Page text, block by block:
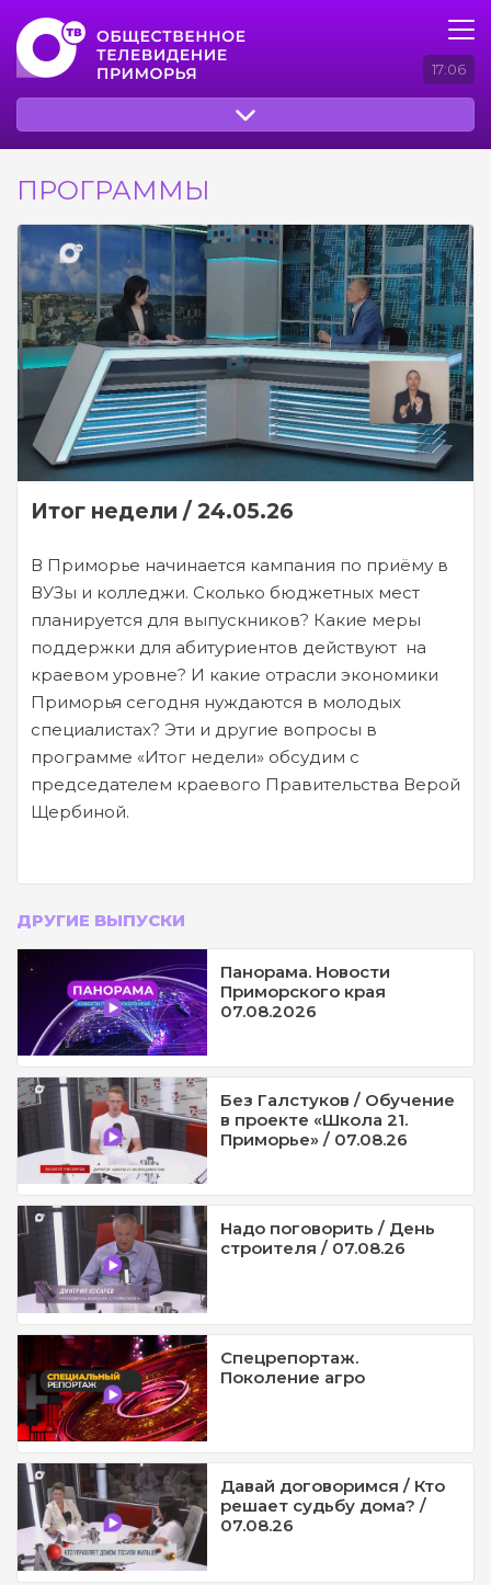
17:06
ПРОГРАММЫ
Итог недели / 24.05.26
В Приморье начинается кампания по приёму в
ВУЗы и колледжи. Сколько бюджетных мест
планируется для выпускников? Какие меры
поддержки для абитуриентов действуют на
краевом уровне? И какие отрасли экономики
Приморья сегодня нуждаются в молодых
специалистах? Эти и другие вопросы в
программе «Итог недели» обсудим с
председателем краевого Правительства Верой
Щербиной.
ДРУГИЕ ВЫПУСКИ
Панорама. Новости
Приморского края
07.08.2026
Без Галстуков / Обучение
в проекте «Школа 21.
Приморье» / 07.08.26
Надо поговорить / День
строителя / 07.08.26
Спецрепортаж.
Поколение агро
Давай договоримся / Кто
решает судьбу дома? /
07.08.26